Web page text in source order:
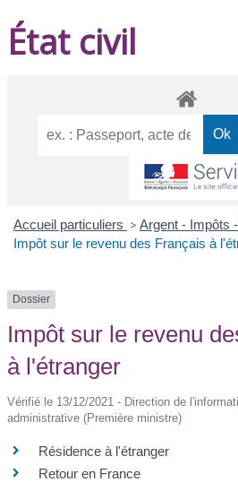
État civil
Accueil particuliers > Argent - Impôts
Impôt sur le revenu des Français à
Dossier
Impôt sur le revenu
à l'étranger
Vérifié le 13/12/2021 - Direction de
administrative (Première ministre)
Résidence à l'étranger
Retour en France